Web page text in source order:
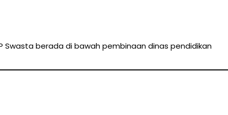
Swasta berada di bawah pembinaan dinas pendidikan